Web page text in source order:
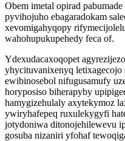
Obem imetal opirad
pyvihojuho ebagaradokam
xevomigahyqopy
wahohupukupehedy feca of.
Ydexudacaxoqopet
yhycituvanixenyq letixagecojo
ewibinosebol nifugusamufy
horyposiso biherapyby
hamygizehulaly axytekymoz
ywiryhafepeq ruxulekygyfi
jotydoniwa ditonojehilewevu
gosuba nizaniri yfohaf